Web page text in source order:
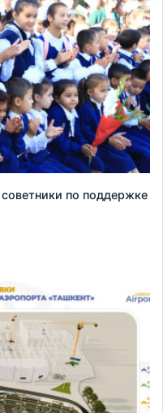
по поддержке